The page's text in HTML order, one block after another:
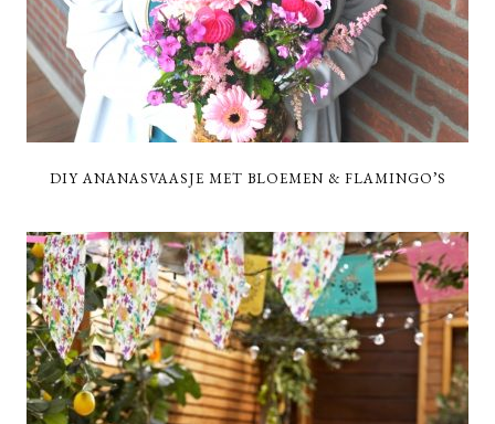
DIY ANANASVAASJE MET BLOEMEN & FLAMINGO’S